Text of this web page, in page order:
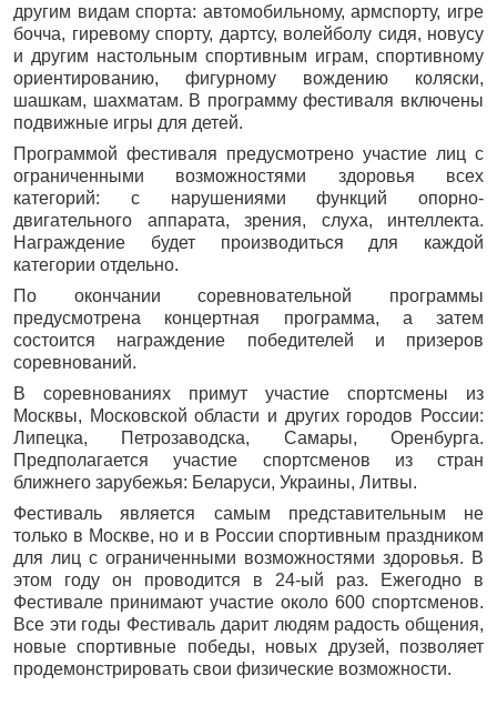
другим видам спорта: автомобильному, армспорту, игре
бочча, гиревому спорту, дартсу, волейболу сидя, новусу
и другим настольным спортивным играм, спортивному
ориентированию, фигурному вождению коляски,
шашкам, шахматам. В программу фестиваля включены
подвижные игры для детей.
Программой фестиваля предусмотрено участие лиц с
ограниченными возможностями здоровья всех
категорий: с нарушениями функций опорно-
двигательного аппарата, зрения, слуха, интеллекта.
Награждение будет производиться для каждой
категории отдельно.
По окончании соревновательной программы
предусмотрена концертная программа, а затем
состоится награждение победителей и призеров
соревнований.
В соревнованиях примут участие спортсмены из
Москвы, Московской области и других городов России:
Липецка, Петрозаводска, Самары, Оренбурга.
Предполагается участие спортсменов из стран
ближнего зарубежья: Беларуси, Украины, Литвы.
Фестиваль является самым представительным не
только в Москве, но и в России спортивным праздником
для лиц с ограниченными возможностями здоровья. В
этом году он проводится в 24-ый раз. Ежегодно в
Фестивале принимают участие около 600 спортсменов.
Все эти годы Фестиваль дарит людям радость общения,
новые спортивные победы, новых друзей, позволяет
продемонстрировать свои физические возможности.